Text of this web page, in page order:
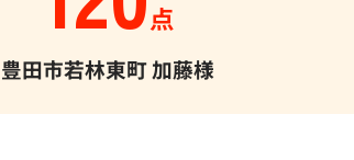
点
豊田市若林東町加藤様